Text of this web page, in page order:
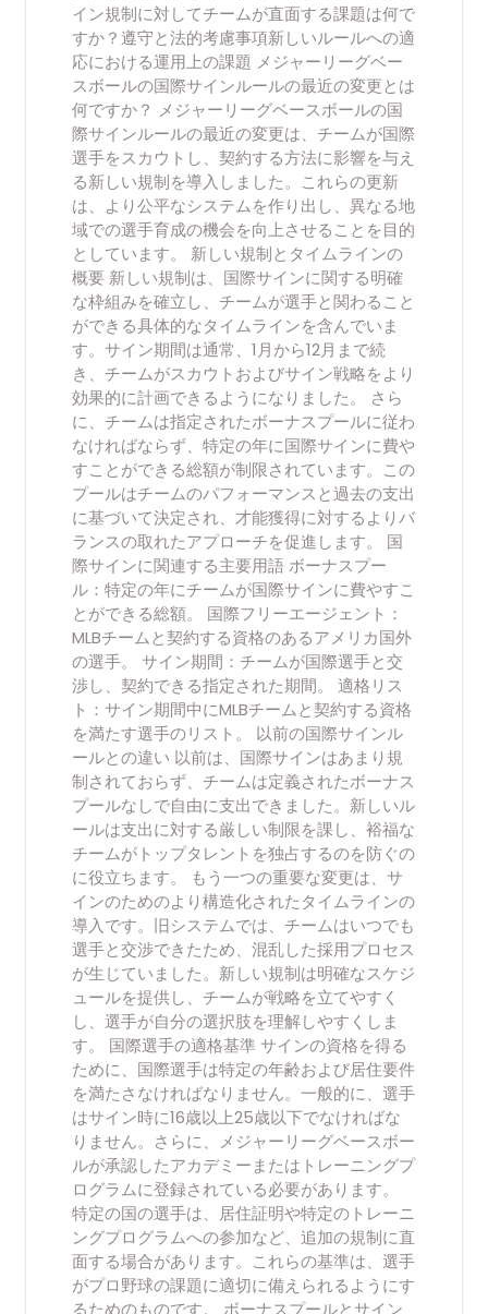
イン規制に対してチームが直面する課題は何で
すか？遵守と法的考慮事項新しいルールへの適
応における運用上の課題 メジャーリーグベー
スボールの国際サインルールの最近の変更とは
何ですか？ メジャーリーグベースボールの国
際サインルールの最近の変更は、チームが国際
選手をスカウトし、契約する方法に影響を与え
る新しい規制を導入しました。これらの更新
は、より公平なシステムを作り出し、異なる地
域での選手育成の機会を向上させることを目的
としています。 新しい規制とタイムラインの
概要 新しい規制は、国際サインに関する明確
な枠組みを確立し、チームが選手と関わること
ができる具体的なタイムラインを含んでいま
す。サイン期間は通常、1月から12月まで続
き、チームがスカウトおよびサイン戦略をより
効果的に計画できるようになりました。 さら
に、チームは指定されたボーナスプールに従わ
なければならず、特定の年に国際サインに費や
すことができる総額が制限されています。この
プールはチームのパフォーマンスと過去の支出
に基づいて決定され、才能獲得に対するよりバ
ランスの取れたアプローチを促進します。 国
際サインに関連する主要用語 ボーナスプー
ル：特定の年にチームが国際サインに費やすこ
とができる総額。 国際フリーエージェント：
MLBチームと契約する資格のあるアメリカ国外
の選手。 サイン期間：チームが国際選手と交
渉し、契約できる指定された期間。 適格リス
ト：サイン期間中にMLBチームと契約する資格
を満たす選手のリスト。 以前の国際サインル
ールとの違い 以前は、国際サインはあまり規
制されておらず、チームは定義されたボーナス
プールなしで自由に支出できました。新しいル
ールは支出に対する厳しい制限を課し、裕福な
チームがトップタレントを独占するのを防ぐの
に役立ちます。 もう一つの重要な変更は、サ
インのためのより構造化されたタイムラインの
導入です。旧システムでは、チームはいつでも
選手と交渉できたため、混乱した採用プロセス
が生じていました。新しい規制は明確なスケジ
ュールを提供し、チームが戦略を立てやすく
し、選手が自分の選択肢を理解しやすくしま
す。 国際選手の適格基準 サインの資格を得る
ために、国際選手は特定の年齢および居住要件
を満たさなければなりません。一般的に、選手
はサイン時に16歳以上25歳以下でなければな
りません。さらに、メジャーリーグベースボー
ルが承認したアカデミーまたはトレーニングプ
ログラムに登録されている必要があります。
特定の国の選手は、居住証明や特定のトレーニ
ングプログラムへの参加など、追加の規制に直
面する場合があります。これらの基準は、選手
がプロ野球の課題に適切に備えられるようにす